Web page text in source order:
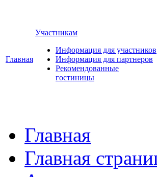
Главная
Участникам
Информация для участников
Информация для партнеров
Рекомендованные
гостиницы
Главная
Главная